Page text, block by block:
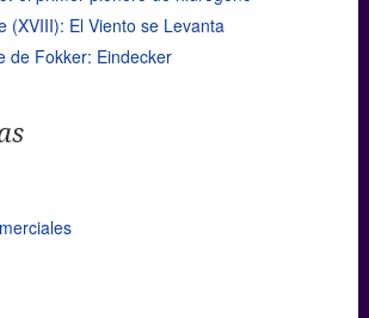
(XVIII): El Viento se Levanta
de Fokker: Eindecker